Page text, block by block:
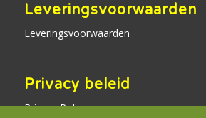
Leveringsvoorwaarden
Leveringsvoorwaarden
Privacy beleid
Privacy Policy